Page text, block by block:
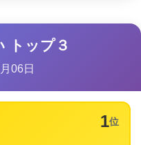
トップ３
06日
1位